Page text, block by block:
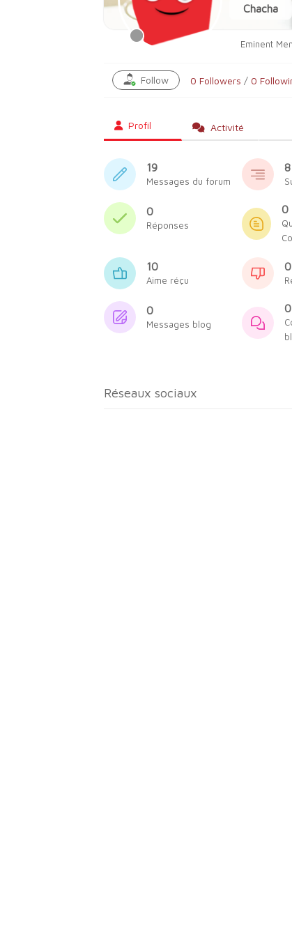
Chacha
Eminent
Follow 0 Followers / 0
Profil Activité
19
Messages du forum
8
0
Réponses
0
10
Aime réçu
0
0
Messages blog
0
Réseaux sociaux